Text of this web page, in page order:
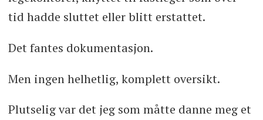
tid hadde sluttet eller blitt erstattet.
Det fantes dokumentasjon.
Men ingen helhetlig, komplett oversikt.
Plutselig var det jeg som måtte danne meg et